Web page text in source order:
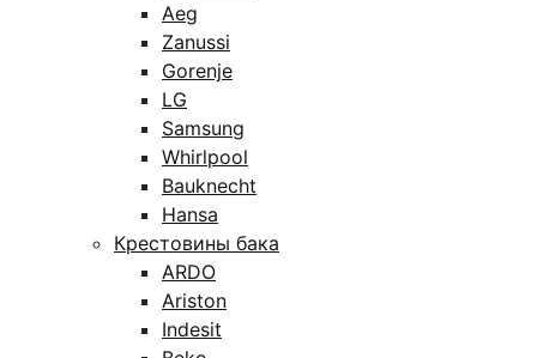
Aeg
Zanussi
Gorenje
LG
Samsung
Whirlpool
Bauknecht
Hansa
Крестовины бака
ARDO
Ariston
Indesit